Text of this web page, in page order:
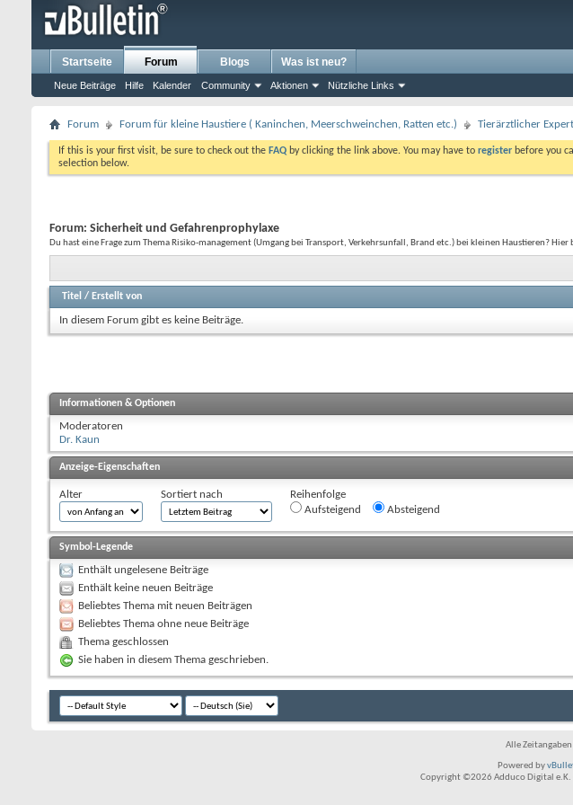
Startseite Forum
Neue Beiträge Hilfe Kalender Community Aktionen Nützliche Links
Blogs Was ist neu?
Forum Forum für kleine Haustiere ( Kaninchen, Meerschweinchen, Ratten etc.) Tierärztlicher
If this is your first visit, be sure to check out the FAQ by clicking the link above. You may have to register before you
selection below.
Forum: Sicherheit und Gefahrenprophylaxe
Du hast eine Frage zum Thema Risiko-management (Umgang bei Transport, Verkehrsunfall, Brand etc.) bei kleinen Haustieren?
Titel / Erstellt von
In diesem Forum gibt es keine Beiträge.
Informationen & Optionen
Moderatoren
Dr. Kaun
Anzeige-Eigenschaften
Alter Sortiert nach
Reihenfolge
Aufsteigend
Absteigend
Symbol-Legende
Enthält ungelesene Beiträge
Enthält keine neuen Beiträge
Beliebtes Thema mit neuen Beiträgen
Beliebtes Thema ohne neue Beiträge
Thema geschlossen
Sie haben in diesem Thema geschrieben.
Alle
Powered by
Copyright ©2026 Adduco Digital e.K.